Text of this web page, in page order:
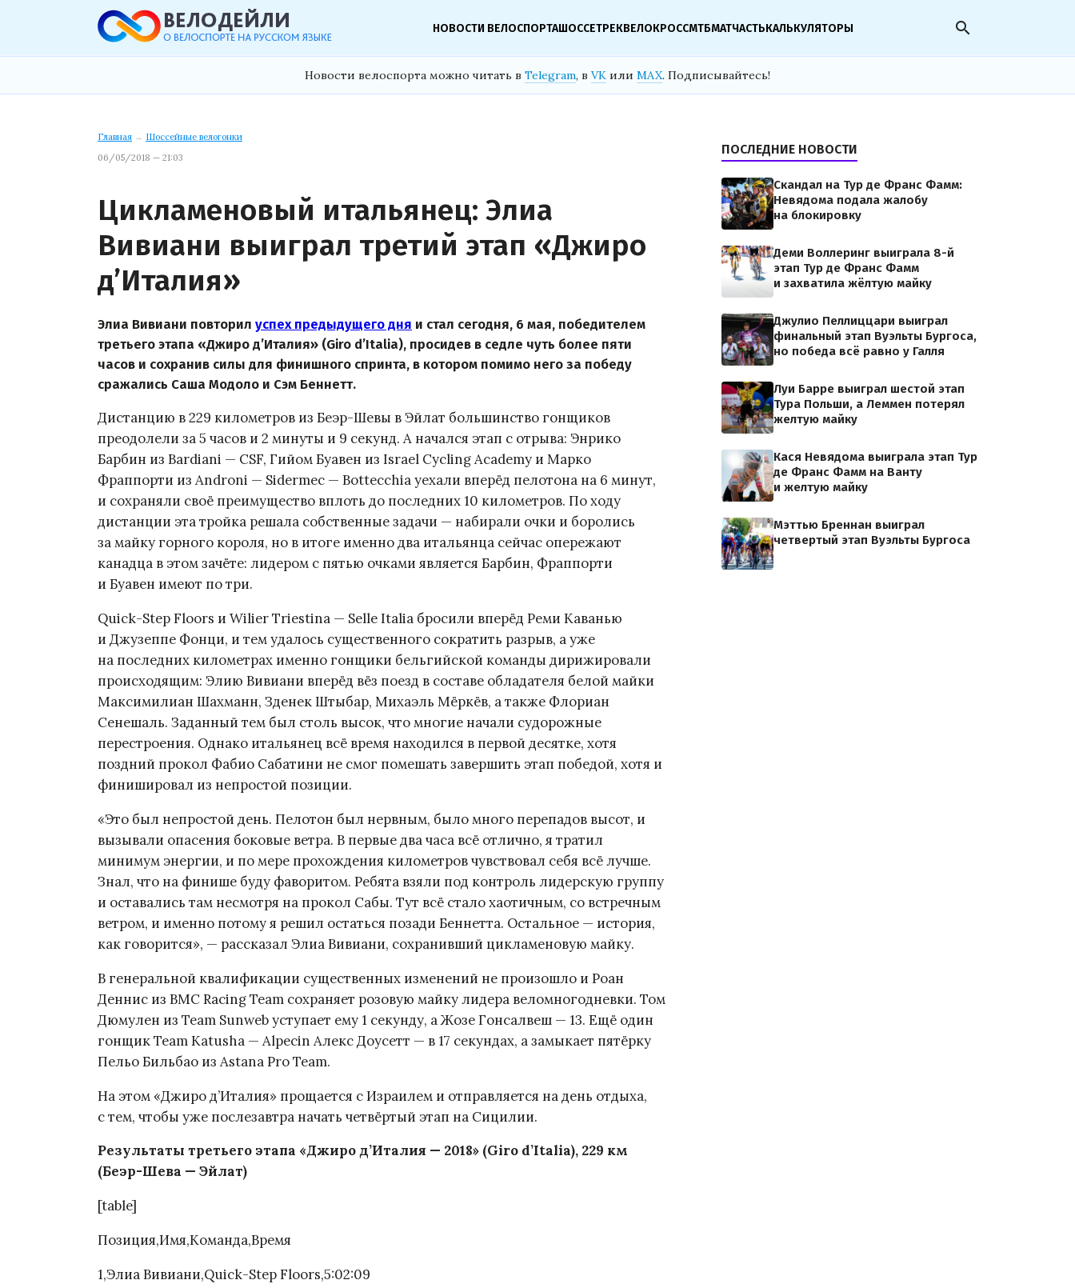
НОВОСТИ ВЕЛОСПОРТАШОССЕТРЕКВЕЛОКРОССМТБМАТЧАСТЬКАЛЬКУЛЯТОРЫ search
Новости велоспорта можно читать в Telegram, в VK или MAX. Подписывайтесь!
Главная → Шоссейные велогонки
06/05/2018 — 21:03
Цикламеновый итальянец: Элиа
Вивиани выиграл третий этап «Джиро
д’Италия»
Элиа Вивиани повторил успех предыдущего дня и стал сегодня, 6 мая, победителем
третьего этапа «Джиро д’Италия» (Giro d’Italia), просидев в седле чуть более пяти
часов и сохранив силы для финишного спринта, в котором помимо него за победу
сражались Саша Модоло и Сэм Беннетт.
Дистанцию в 229 километров из Беэр-Шевы в Эйлат большинство гонщиков
преодолели за 5 часов и 2 минуты и 9 секунд. А начался этап с отрыва: Энрико
Барбин из Bardiani — CSF, Гийом Буавен из Israel Cycling Academy и Марко
Фраппорти из Androni — Sidermec — Bottecchia уехали вперёд пелотона на 6 минут,
и сохраняли своё преимущество вплоть до последних 10 километров. По ходу
дистанции эта тройка решала собственные задачи — набирали очки и боролись
за майку горного короля, но в итоге именно два итальянца сейчас опережают
канадца в этом зачёте: лидером с пятью очками является Барбин, Фраппорти
и Буавен имеют по три.
Quick-Step Floors и Wilier Triestina — Selle Italia бросили вперёд Реми Каванью
и Джузеппе Фонци, и тем удалось существенного сократить разрыв, а уже
на последних километрах именно гонщики бельгийской команды дирижировали
происходящим: Элию Вивиани вперёд вёз поезд в составе обладателя белой майки
Максимилиан Шахманн, Зденек Штыбар, Михаэль Мёркёв, а также Флориан
Сенешаль. Заданный тем был столь высок, что многие начали судорожные
перестроения. Однако итальянец всё время находился в первой десятке, хотя
поздний прокол Фабио Сабатини не смог помешать завершить этап победой, хотя и
финишировал из непростой позиции.
«Это был непростой день. Пелотон был нервным, было много перепадов высот, и
вызывали опасения боковые ветра. В первые два часа всё отлично, я тратил
минимум энергии, и по мере прохождения километров чувствовал себя всё лучше.
Знал, что на финише буду фаворитом. Ребята взяли под контроль лидерскую группу
и оставались там несмотря на прокол Сабы. Тут всё стало хаотичным, со встречным
ветром, и именно потому я решил остаться позади Беннетта. Остальное — история,
как говорится», — рассказал Элиа Вивиани, сохранивший цикламеновую майку.
В генеральной квалификации существенных изменений не произошло и Роан
Деннис из BMC Racing Team сохраняет розовую майку лидера веломногодневки. Том
Дюмулен из Team Sunweb уступает ему 1 секунду, а Жозе Гонсалвеш — 13. Ещё один
гонщик Team Katusha — Alpecin Алекс Доусетт — в 17 секундах, а замыкает пятёрку
Пельо Бильбао из Astana Pro Team.
На этом «Джиро д’Италия» прощается с Израилем и отправляется на день отдыха,
с тем, чтобы уже послезавтра начать четвёртый этап на Сицилии.
Результаты третьего этапа «Джиро д’Италия — 2018» (Giro d’Italia), 229 км
(Беэр-Шева — Эйлат)
[table]
Позиция,Имя,Команда,Время
1,Элиа Вивиани,Quick-Step Floors,5:02:09
ПОСЛЕДНИЕ НОВОСТИ
Скандал на Тур де Франс Фамм:
Невядома подала жалобу
на блокировку
Деми Воллеринг выиграла 8-й
этап Тур де Франс Фамм
и захватила жёлтую майку
Джулио Пеллиццари выиграл
финальный этап Вуэльты Бургоса,
но победа всё равно у Галля
Луи Барре выиграл шестой этап
Тура Польши, а Леммен потерял
желтую майку
Кася Невядома выиграла этап Тур
де Франс Фамм на Ванту
и желтую майку
Мэттью Бреннан выиграл
четвертый этап Вуэльты Бургоса